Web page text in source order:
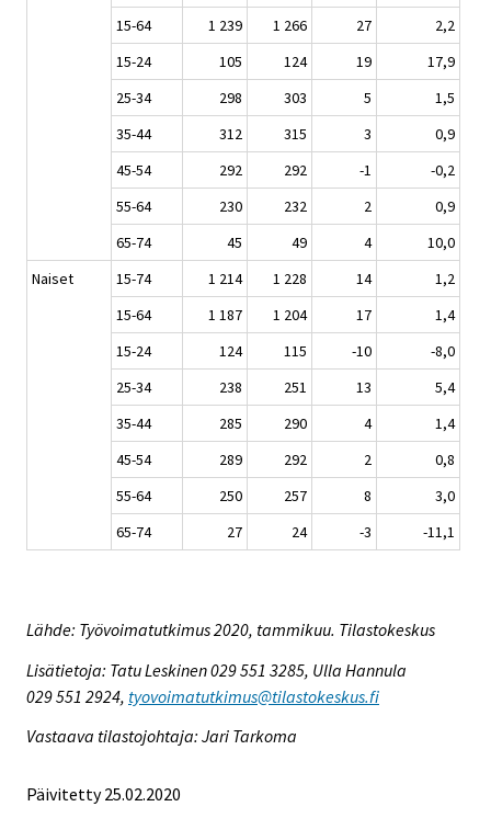
15-64
1 239 1 266 27
2,2
15-24
105 124 19
17,9
25-34
298 303 5
1,5
35-44
312 315 3
0,9
45-54
292 292 -1
-0,2
55-64
230 232 2
0,9
65-74
45 49 4
10,0
Naiset
15-74 1 214 1 228 14
1,2
15-64
1 187 1 204 17
1,4
15-24
124 115 -10
-8,0
25-34
238 251 13
5,4
35-44
285 290 4
1,4
45-54
289 292 2
0,8
55-64
250 257 8
3,0
65-74
27 24 -3 -11,1
Lähde: Työvoimatutkimus 2020, tammikuu. Tilastokeskus
Lisätietoja: Tatu Leskinen 029 551 3285, Ulla Hannula
029 551 2924, tyovoimatutkimus@tilastokeskus.fi
Vastaava tilastojohtaja: Jari Tarkoma
Päivitetty 25.02.2020